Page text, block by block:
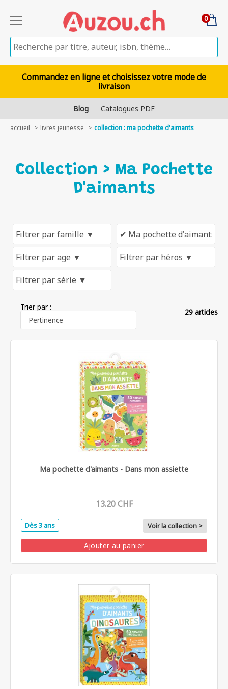
0
Commandez en ligne et choisissez votre mode de
livraison
Blog Catalogues PDF
accueil livres jeunesse collection : ma pochette d'aimants
Collection > Ma Pochette
D'aimants
Trier par :
29 articles
Ma pochette d'aimants - Dans mon assiette
13.20 CHF
Dès 3 ans Voir la collection >
Ajouter au panier